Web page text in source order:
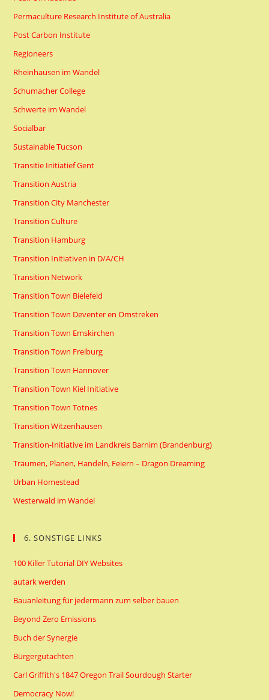
Permaculture Research Institute of Australia
Post Carbon Institute
Regioneers
Rheinhausen im Wandel
Schumacher College
Schwerte im Wandel
Socialbar
Sustainable Tucson
Transitie Initiatief Gent
Transition Austria
Transition City Manchester
Transition Culture
Transition Hamburg
Transition Initiativen in D/A/CH
Transition Network
Transition Town Bielefeld
Transition Town Deventer en Omstreken
Transition Town Emskirchen
Transition Town Freiburg
Transition Town Hannover
Transition Town Kiel Initiative
Transition Town Totnes
Transition Witzenhausen
Transition-Initiative im Landkreis Barnim (Brandenburg)
Träumen, Planen, Handeln, Feiern – Dragon Dreaming
Urban Homestead
Westerwald im Wandel
6. SONSTIGE LINKS
100 Killer Tutorial DIY Websites
autark werden
Bauanleitung für jedermann zum selber bauen
Beyond Zero Emissions
Buch der Synergie
Bürgergutachten
Carl Griffith's 1847 Oregon Trail Sourdough Starter
Democracy Now!